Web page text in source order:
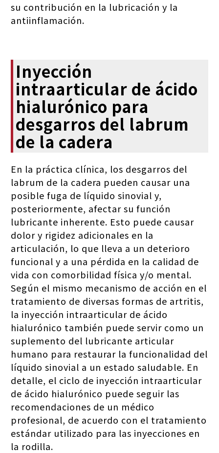
su contribución en la lubricación y la
antiinflamación.
Inyección
intraarticular de ácido
hialurónico para
desgarros del labrum
de la cadera
En la práctica clínica, los desgarros del
labrum de la cadera pueden causar una
posible fuga de líquido sinovial y,
posteriormente, afectar su función
lubricante inherente. Esto puede causar
dolor y rigidez adicionales en la
articulación, lo que lleva a un deterioro
funcional y a una pérdida en la calidad de
vida con comorbilidad física y/o mental.
Según el mismo mecanismo de acción en el
tratamiento de diversas formas de artritis,
la inyección intraarticular de ácido
hialurónico también puede servir como un
suplemento del lubricante articular
humano para restaurar la funcionalidad del
líquido sinovial a un estado saludable. En
detalle, el ciclo de inyección intraarticular
de ácido hialurónico puede seguir las
recomendaciones de un médico
profesional, de acuerdo con el tratamiento
estándar utilizado para las inyecciones en
la rodilla.